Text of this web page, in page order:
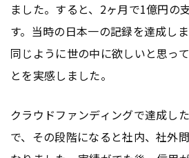
ました。すると、2ヶ月で1億円の
す。当時の日本一の記録を達成し
同じように世の中に欲しいと思っ
とを実感しました。
クラウドファンディングで達成し
で、その段階になると社内、社外